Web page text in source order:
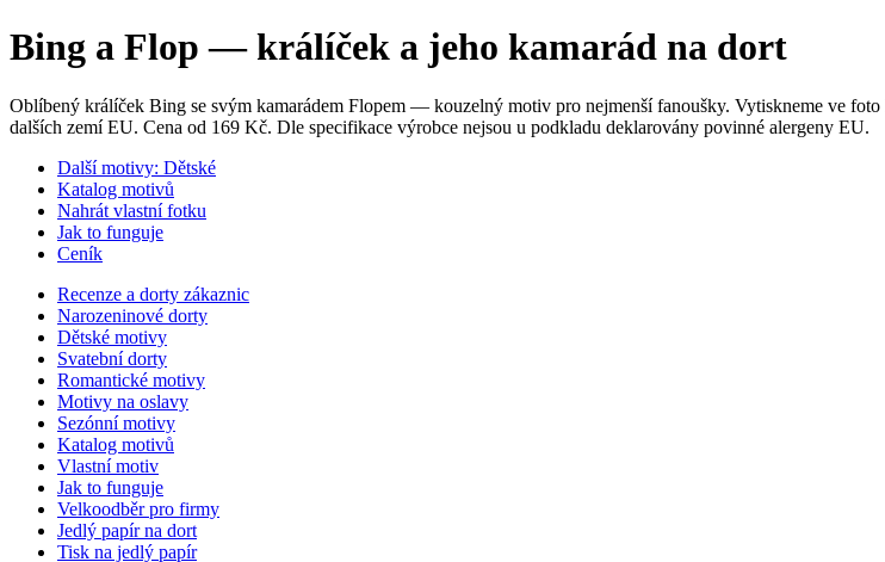
Bing a Flop — králíček a jeho kamarád na dort
Oblíbený králíček Bing se svým kamarádem Flopem — kouzelný motiv pro nejmenší fanoušky. Vytiskneme ve
dalších zemí EU. Cena od 169 Kč. Dle specifikace výrobce nejsou u podkladu deklarovány povinné alergeny EU.
Další motivy: Dětské
Katalog motivů
Nahrát vlastní fotku
Jak to funguje
Ceník
Recenze a dorty zákaznic
Narozeninové dorty
Dětské motivy
Svatební dorty
Romantické motivy
Motivy na oslavy
Sezónní motivy
Katalog motivů
Vlastní motiv
Jak to funguje
Velkoodběr pro firmy
Jedlý papír na dort
Tisk na jedlý papír